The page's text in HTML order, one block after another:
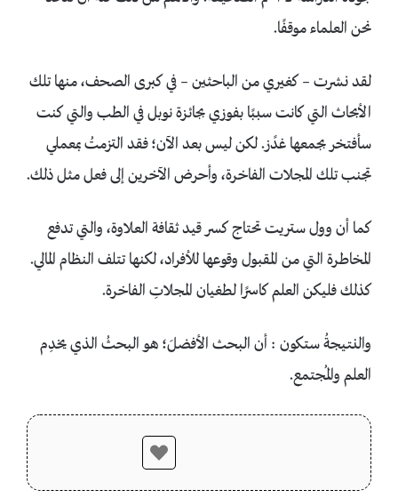
نحن العلماء موقفًا.
لقد نشرت – كغيري من الباحثين – في كبرى الصحف، منها تلك
الأبحاث التي كانت سببًا بفوزي بجائزة نوبل في الطب والتي كنت
سأفتخر بجمعها غدًز. لكن ليس بعد الآن؛ فقد التزمتُ بمعملي
تجنب تلك المجلات الفاخرة، وأحرض الآخرين إلى فعل مثل ذلك.
كما أن وول ستريت تحتاج كسر قيد ثقافة العلاوة، والتي تدفع
المخاطرة التي من المقبول وقوعها للأفراد، لكنها تتلف النظام المالي.
كذلك فليكن العلم كاسرًا لطغيان المجلاتِ الفاخرة.
والنتيجةُ ستكون : أن البحث الأفضلَ؛ هو البحثُ الذي يخدِم
العلم والمُجتمع.